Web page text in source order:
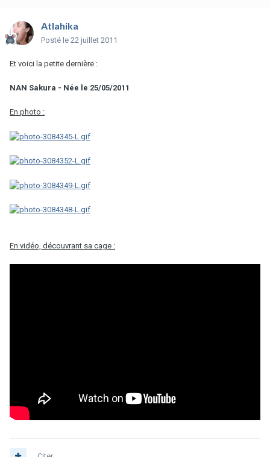
Atlahika
Posté le 22 juillet 2011
Et voici la petite dernière :
NAN Sakura - Née le 25/05/2011
En photo :
En vidéo, découvrant sa cage :